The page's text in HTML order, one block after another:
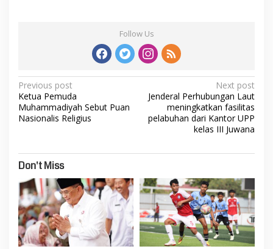
Follow Us
Post
navigation
Previous post
Ketua Pemuda
Muhammadiyah Sebut Puan
Nasionalis Religius
Next post
Jenderal Perhubungan Laut
meningkatkan fasilitas
pelabuhan dari Kantor UPP
kelas III Juwana
Don't Miss